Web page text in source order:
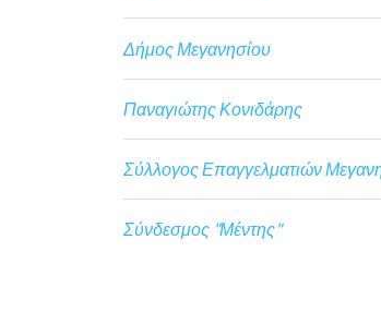
Δήμος Μεγανησίου
Παναγιώτης Κονιδάρης
Σύλλογος Επαγγελματιών
Σύνδεσμος "Μέντης"